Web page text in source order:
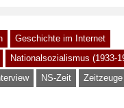
Geschichte im Internet
Nationalsozialismus (1933-
NS-Zeit Zeitzeuge